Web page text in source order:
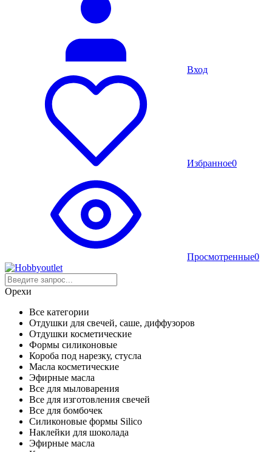
Вход
Избранное0
Просмотренные0
Орехи
Все категории
Отдушки для свечей, саше, диффузоров
Отдушки косметические
Формы силиконовые
Короба под нарезку, стусла
Масла косметические
Эфирные масла
Все для мыловарения
Все для изготовления свечей
Все для бомбочек
Силиконовые формы Silico
Наклейки для шоколада
Эфирные масла